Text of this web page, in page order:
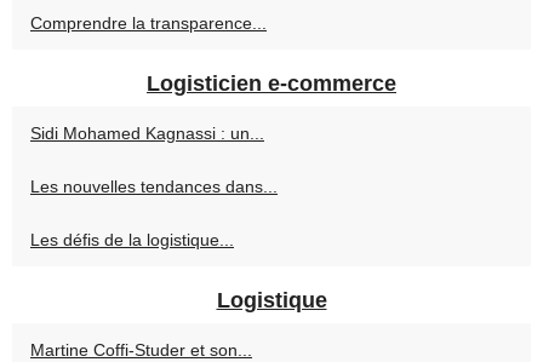
Comprendre la transparence...
Logisticien e-commerce
Sidi Mohamed Kagnassi : un...
Les nouvelles tendances dans...
Les défis de la logistique...
Logistique
Martine Coffi-Studer et son...